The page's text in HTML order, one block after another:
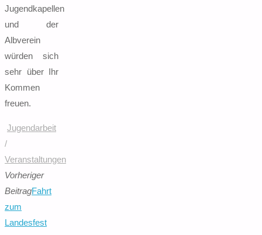
Jugendkapellen
und der
Albverein
würden sich
sehr über Ihr
Kommen
freuen.
Jugendarbeit
/
Veranstaltungen
Vorheriger
BeitragFahrt
zum
Landesfest